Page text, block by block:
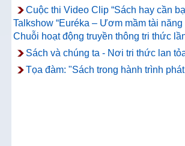
Cuộc thi Video Clip “Sách hay cần
Talkshow “Euréka – Ươm mầm tài năng
Chuỗi hoạt động truyền thông tri thức
Sách và chúng ta - Nơi tri thức lan
Tọa đàm: "Sách trong hành trình